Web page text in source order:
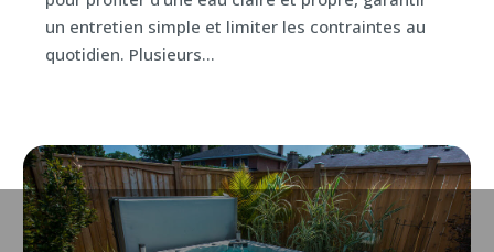
un entretien simple et limiter les contraintes au
quotidien. Plusieurs...